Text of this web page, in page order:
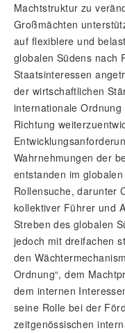
Machtstruktur zu
Großmächten
auf flexiblere und
globalen Südens nach
Staatsinteressen
der wirtschaftlichen
internationale
Richtung
Wahrnehmungen der
entstanden im
Rollensuche, darunter
kollektiver Führer und
Streben des globalen
jedoch mit dreifachen
den
Ordnung“, dem
dem internen
seine Rolle bei der
zeitgenössischen